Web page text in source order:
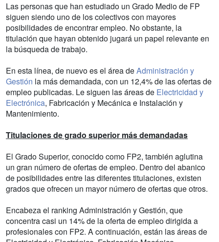
Las personas que han estudiado un Grado Medio de FP
siguen siendo uno de los colectivos con mayores
posibilidades de encontrar empleo. No obstante, la
titulación que hayan obtenido jugará un papel relevante en
la búsqueda de trabajo.
En esta línea, de nuevo es el área deAdministración y
Gestión la más demandada, con un 12,4% de las ofertas de
empleo publicadas. Le siguen las áreas de Electricidad y
Electrónica, Fabricación y Mecánica e Instalación y
Mantenimiento.
Titulaciones de grado superior más demandadas
El Grado Superior, conocido como FP2, también aglutina
un gran número de ofertas de empleo. Dentro del abanico
de posibilidades entre las diferentes titulaciones, existen
grados que ofrecen un mayor número de ofertas que otros.
Encabeza el ranking Administración y Gestión, que
concentra casi un 14% de la oferta de empleo dirigida a
profesionales con FP2. A continuación, están las áreas de